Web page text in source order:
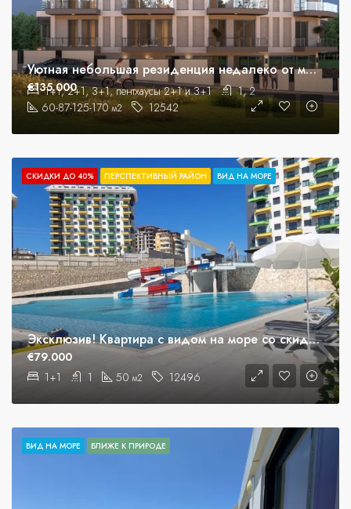
Уютная небольшая резиденция недалеко от моря. Квартиры в рассрочку.
1+1, 2+1, 3+1, пентхаусы 2+1 и 3+1
1, 2
60-87-125-170 м2 12542
€135.000
Эксклюзив! Квартира с видом на море со скидкой 20%
1+1 1 50 м2 12496
€79.000
СКИДКИ ДО 40% ПЕРСПЕКТИВНЫЙ РАЙОН ВИД НА МОРЕ
ВИД НА МОРЕ БЛИЖЕ К ПРИРОДЕ